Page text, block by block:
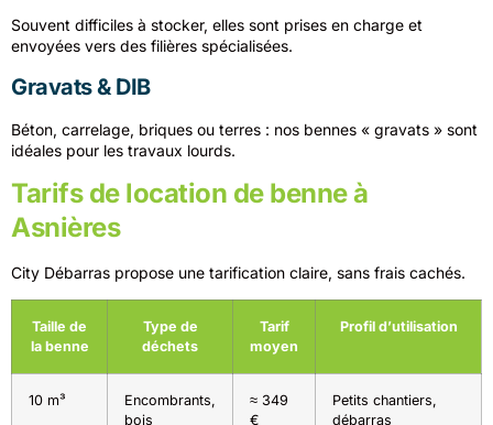
Souvent difficiles à stocker, elles sont prises en charge et
envoyées vers des filières spécialisées.
Gravats & DIB
Béton, carrelage, briques ou terres : nos bennes « gravats » sont
idéales pour les travaux lourds.
Tarifs de location de benne à
Asnières
City Débarras propose une tarification claire, sans frais cachés.
Taille de
la benne
Type de
déchets
Tarif
moyen
Profil d’utilisation
10 m³
Encombrants,
bois
≈ 349
€
Petits chantiers,
débarras